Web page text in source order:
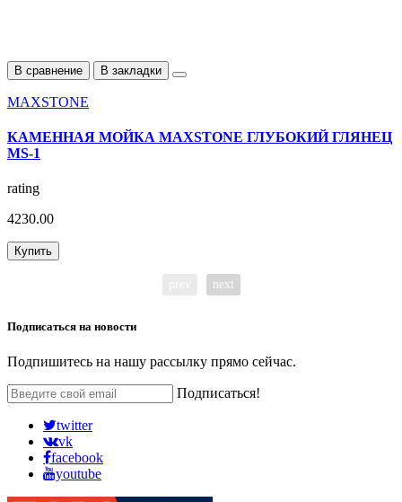
В сравнение В закладки
MAXSTONE
КАМЕННАЯ МОЙКА MAXSTONE ГЛУБОКИЙ ГЛЯНЕЦ
MS-1
rating
4230.00
Купить
next
Подписаться на новости
Подпишитесь на нашу рассылку прямо сейчас.
Подписаться!
twitter
vk
facebook
youtube